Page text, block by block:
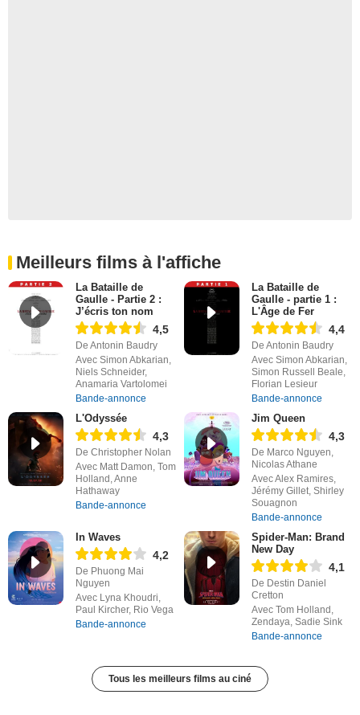
Meilleurs films à l'affiche
La Bataille de
Gaulle - Partie 2 :
J’écris ton nom
4,5
De Antonin Baudry
Avec Simon Abkarian,
Niels Schneider,
Anamaria Vartolomei
Bande-annonce
La Bataille de
Gaulle - partie 1 :
L'Âge de Fer
4,4
De Antonin Baudry
Avec Simon Abkarian,
Simon Russell Beale,
Florian Lesieur
Bande-annonce
L'Odyssée
4,3
De Christopher Nolan
Avec Matt Damon, Tom
Holland, Anne
Hathaway
Bande-annonce
Jim Queen
4,3
De Marco Nguyen,
Nicolas Athane
Avec Alex Ramires,
Jérémy Gillet, Shirley
Souagnon
Bande-annonce
In Waves
4,2
De Phuong Mai
Nguyen
Avec Lyna Khoudri,
Paul Kircher, Rio Vega
Bande-annonce
Spider-Man: Brand
New Day
4,1
De Destin Daniel
Cretton
Avec Tom Holland,
Zendaya, Sadie Sink
Bande-annonce
Tous les meilleurs films au ciné